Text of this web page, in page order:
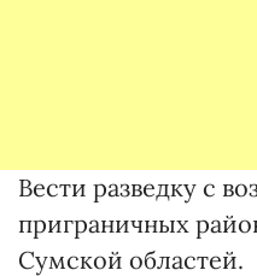
Вести разведку с
приграничных
Сумской областей.